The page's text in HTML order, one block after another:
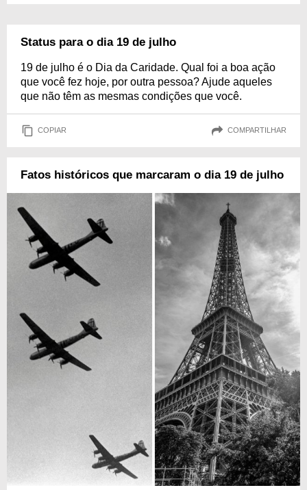
Status para o dia 19 de julho
19 de julho é o Dia da Caridade. Qual foi a boa ação
que você fez hoje, por outra pessoa? Ajude aqueles
que não têm as mesmas condições que você.
COPIAR COMPARTILHAR
Fatos históricos que marcaram o dia 19 de julho